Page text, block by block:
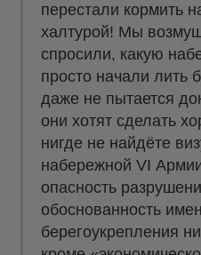
перестали кормить
халтурой! Мы
спросили, какую
просто начали лить
даже не пытается
они хотят сделать
нигде не найдёте
набережной VI
опасность
обоснованность
берегоукрепления